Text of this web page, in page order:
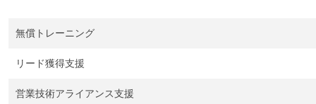
無償トレーニング
リード獲得支援
営業技術アライアンス支援